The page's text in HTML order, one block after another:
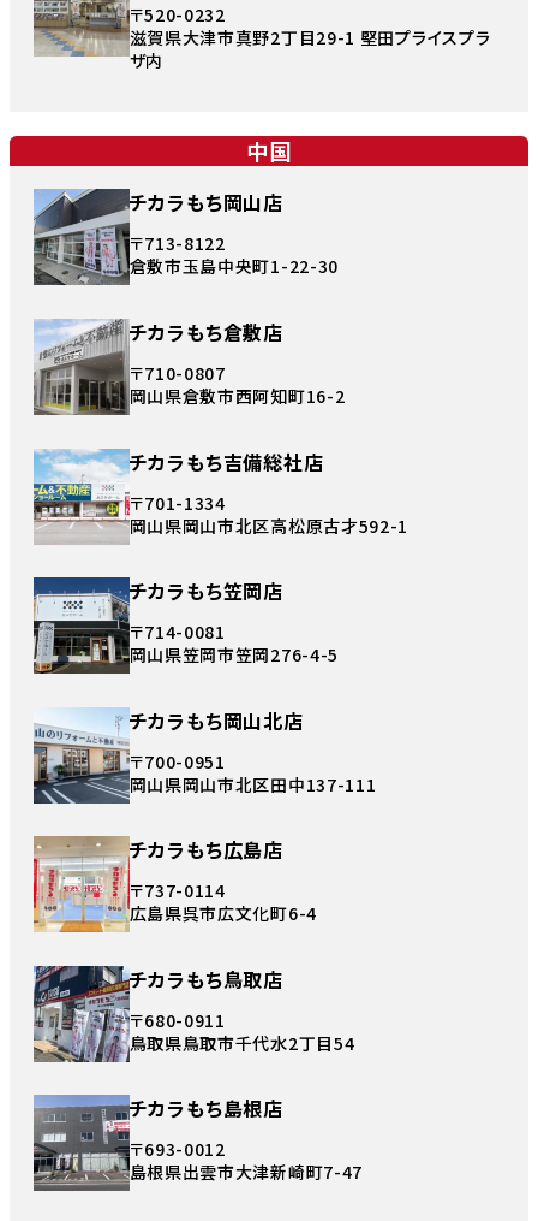
〒520-0232
滋賀県大津市真野2丁目29-1 堅田プライスプラ
ザ内
中国
チカラもち岡山店
〒713-8122
倉敷市玉島中央町1-22-30
チカラもち倉敷店
〒710-0807
岡山県倉敷市西阿知町16-2
チカラもち吉備総社店
〒701-1334
岡山県岡山市北区高松原古才592-1
チカラもち笠岡店
〒714-0081
岡山県笠岡市笠岡276-4-5
チカラもち岡山北店
〒700-0951
岡山県岡山市北区田中137-111
チカラもち広島店
〒737-0114
広島県呉市広文化町6-4
チカラもち鳥取店
〒680-0911
鳥取県鳥取市千代水2丁目54
チカラもち島根店
〒693-0012
島根県出雲市大津新崎町7-47